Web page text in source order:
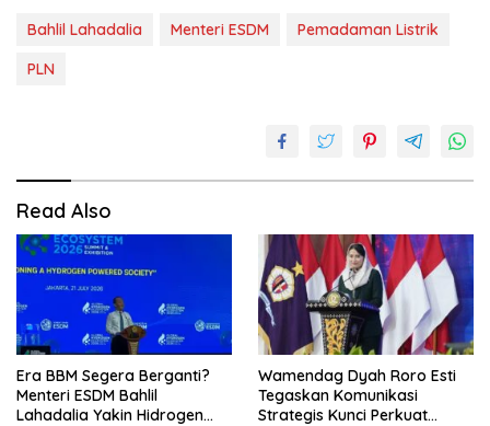
Bahlil Lahadalia Menteri ESDM
Pemadaman Listrik
PLN
Read Also
Era BBM Segera Berganti?
Menteri ESDM Bahlil
Lahadalia Yakin Hidrogen
Wamendag Dyah Roro Esti
Tegaskan Komunikasi
Strategis Kunci Perkuat